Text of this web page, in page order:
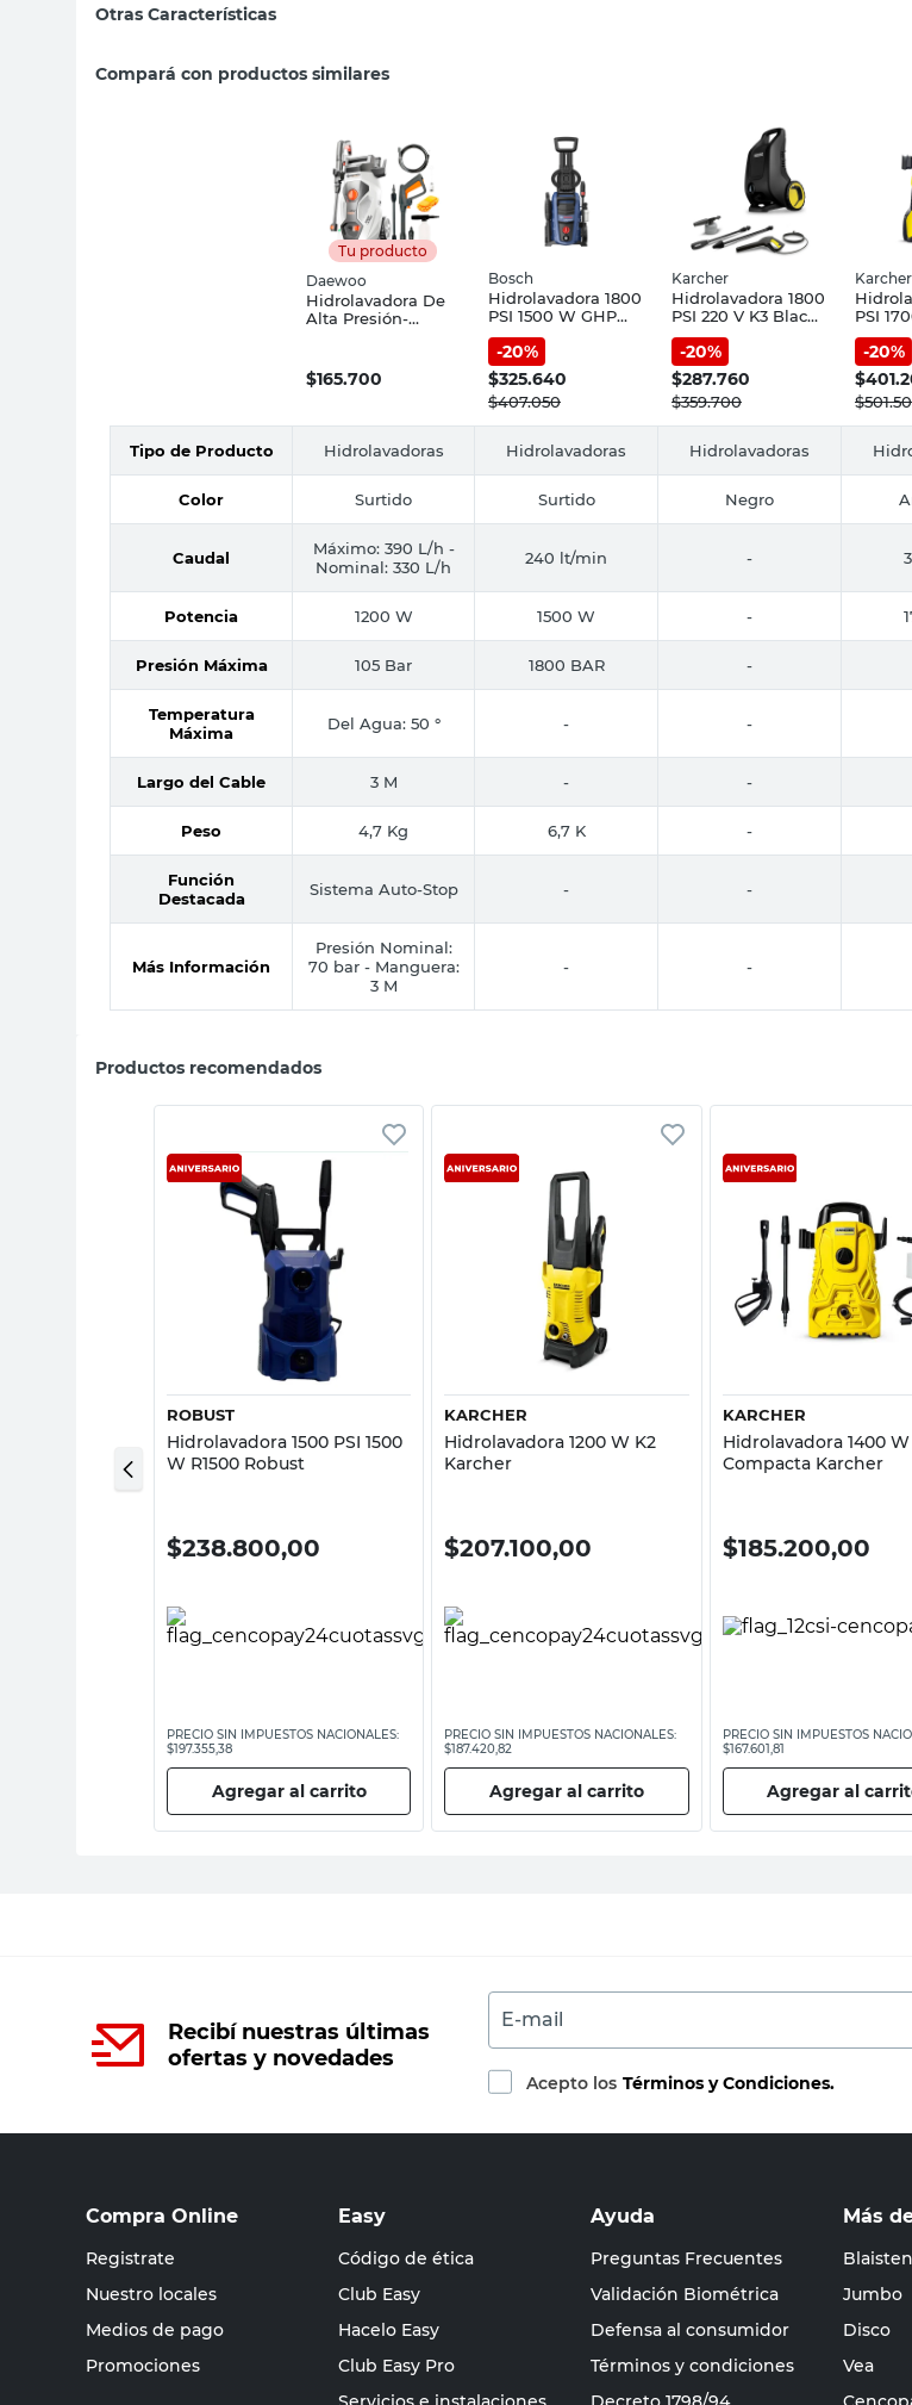
Otras Características
Compará con productos similares
Tu producto
Daewoo
Hidrolavadora De
Alta Presión-
$165.700
Bosch
Hidrolavadora 1800
PSI 1500 W GHP
180 Bosch
-20%
$325.640
$407.050
Karcher
Hidrolavadora 1800
PSI 220 V K3 Black
Edition Karcher
-20%
$287.760
$359.700
Karcher
PSI
Karcher
-20%
$
$
Tipo de Producto Hidrolavadoras Hidrolavadoras Hidrolavadoras
Color Surtido Surtido Negro
Caudal
Máximo: 390 L/h -
Nominal: 330 L/h
240 lt/min -
Potencia 1200 W 1500 W -
Presión Máxima 105 Bar 1800 BAR -
Temperatura
Máxima
Del Agua: 50 ° - -
Largo del Cable 3 M - -
Peso 4,7 Kg 6,7 K -
Función
Destacada
Sistema Auto-Stop - -
Más Información
Presión Nominal:
70 bar - Manguera:
3 M
- -
Productos recomendados
Vista rápida
ROBUST
Hidrolavadora 1500 PSI 1500
W R1500 Robust
$238.800,00
PRECIO SIN IMPUESTOS NACIONALES:
$197.355,38
Agregar al carrito
Vista rápida
KARCHER
Hidrolavadora 1200 W K2
Karcher
$207.100,00
PRECIO SIN IMPUESTOS NACIONALES:
$187.420,82
Agregar al carrito
Vista rápida
KARCHER
Hidrolavadora 1400 W
Compacta Karcher
$185.200,00
PRECIO SIN IMPUESTOS
$167.601,81
Agregar al
Recibí nuestras últimas
ofertas y novedades
E-mail
Acepto los Términos y Condiciones.
Compra Online
Registrate
Nuestro locales
Medios de pago
Promociones
Easy
Código de ética
Club Easy
Hacelo Easy
Club Easy Pro
Ayuda
Preguntas Frecuentes
Validación Biométrica
Defensa al consumidor
Términos y condiciones
Más
Blaisten
Jumbo
Disco
Vea